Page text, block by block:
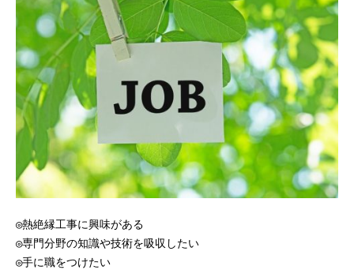
◎熱絶縁工事に興味がある
◎専門分野の知識や技術を吸収したい
◎手に職をつけたい